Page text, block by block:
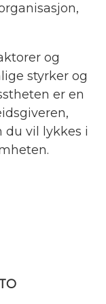
og
styrker og
er en
du vil lykkes i